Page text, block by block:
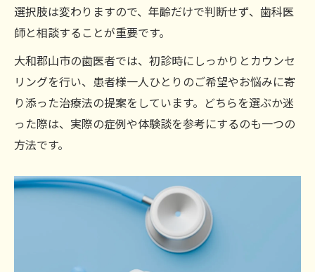
選択肢は変わりますので、年齢だけで判断せず、歯科医
師と相談することが重要です。
大和郡山市の歯医者では、初診時にしっかりとカウンセ
リングを行い、患者様一人ひとりのご希望やお悩みに寄
り添った治療法の提案をしています。どちらを選ぶか迷
った際は、実際の症例や体験談を参考にするのも一つの
方法です。